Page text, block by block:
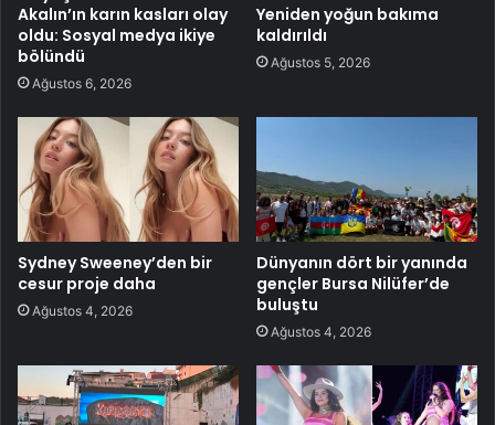
Akalın’ın karın kasları olay
oldu: Sosyal medya ikiye
bölündü
Ağustos 6, 2026
Yeniden yoğun bakıma
kaldırıldı
Ağustos 5, 2026
Sydney Sweeney’den bir
cesur proje daha
Ağustos 4, 2026
Dünyanın dört bir yanında
gençler Bursa Nilüfer’de
buluştu
Ağustos 4, 2026